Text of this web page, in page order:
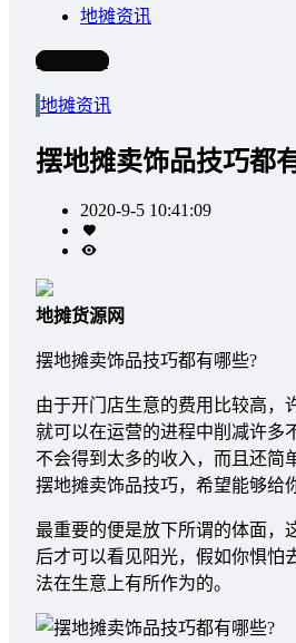
地摊资讯
写文章
地摊资讯
摆地摊卖饰品技巧都
2020-9-5 10:41:09
地摊货源网
摆地摊卖饰品技巧都有哪些?
由于开门店生意的费用比较高，
就可以在运营的进程中削减许多
不会得到太多的收入，而且还简
摆地摊卖饰品技巧，希望能够给
最重要的便是放下所谓的体面，
后才可以看见阳光，假如你惧怕
法在生意上有所作为的。